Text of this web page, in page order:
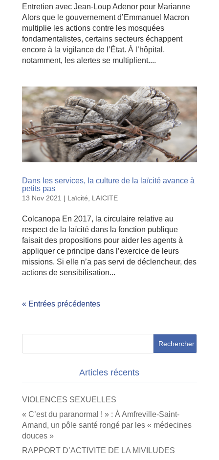
Entretien avec Jean-Loup Adenor pour Marianne
Alors que le gouvernement d’Emmanuel Macron
multiplie les actions contre les mosquées
fondamentalistes, certains secteurs échappent
encore à la vigilance de l’État. À l’hôpital,
notamment, les alertes se multiplient....
Dans les services, la culture de la laïcité avance à
petits pas
13 Nov 2021 | Laïcité LAICITE
Colcanopa En 2017, la circulaire relative au
respect de la laïcité dans la fonction publique
faisait des propositions pour aider les agents à
appliquer ce principe dans l’exercice de leurs
missions. Si elle n’a pas servi de déclencheur, des
actions de sensibilisation...
« Entrées précédentes
Articles récents
VIOLENCES SEXUELLES
« C’est du paranormal ! » : À Amfreville-Saint-
Amand, un pôle santé rongé par les « médecines
douces »
RAPPORT D’ACTIVITE DE LA MIVILUDES